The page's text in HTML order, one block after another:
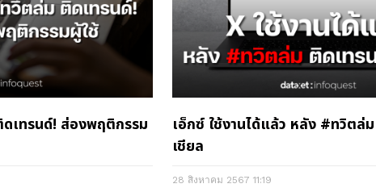
เทรนด์! ส่องพฤติกรรม
เอ็กซ์ ใช้งานได้แล้ว หลัง #ทวิตล่
เชียล
28 สิงหาคม 2567 11:19